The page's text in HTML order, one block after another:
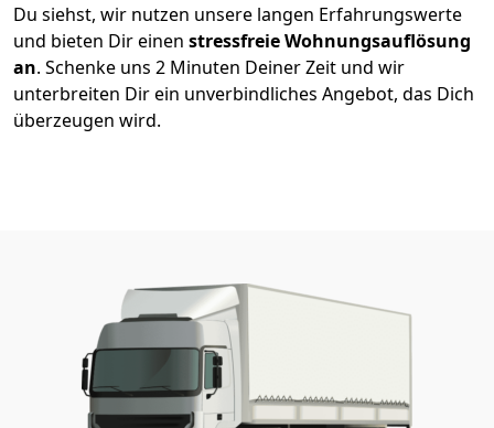
Du siehst, wir nutzen unsere langen Erfahrungswerte
und bieten Dir einen stressfreie Wohnungsauflösung
an. Schenke uns 2 Minuten Deiner Zeit und wir
unterbreiten Dir ein unverbindliches Angebot, das Dich
überzeugen wird.